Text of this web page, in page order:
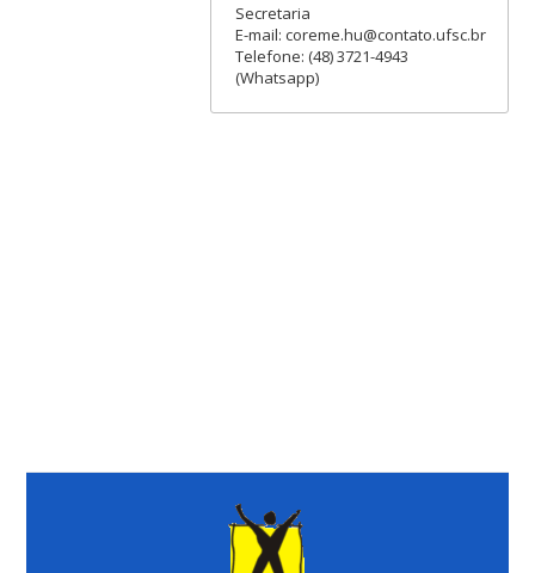
Secretaria
E-mail: coreme.hu@contato.ufsc.br
Telefone: (48) 3721-4943
(Whatsapp)